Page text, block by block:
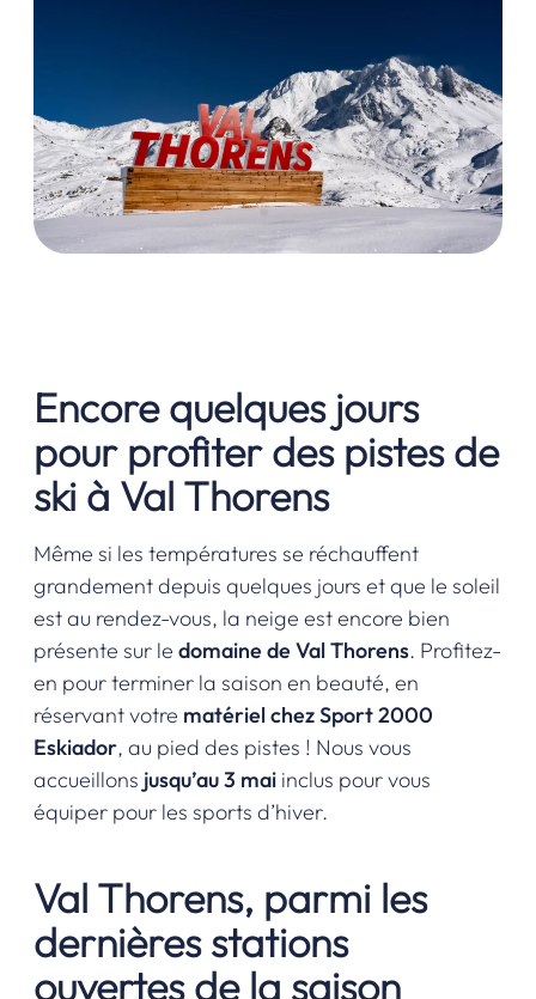
Encore quelques jours
pour profiter des pistes de
ski à Val Thorens
Même si les températures se réchauffent
grandement depuis quelques jours et que le soleil
est au rendez-vous, la neige est encore bien
présente sur le domaine de Val Thorens. Profitez-
en pour terminer la saison en beauté, en
réservant votre matériel chez Sport 2000
Eskiador, au pied des pistes ! Nous vous
accueillons jusqu’au 3 mai inclus pour vous
équiper pour les sports d’hiver.
Val Thorens, parmi les
dernières stations
ouvertes de la saison